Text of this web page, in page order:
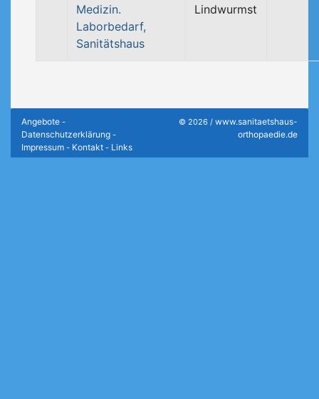
Medizin.
Laborbedarf,
Sanitätshaus
Lindwurmst
Angebote -
Datenschutzerklärung -
Impressum - Kontakt - Links
© 2026 / www.sanitaetshaus-
orthopaedie.de